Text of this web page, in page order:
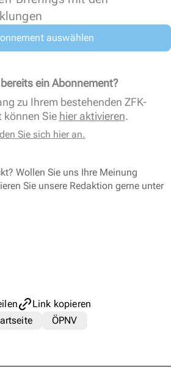
auswählen
ein Abonnement?
zu Ihrem bestehenden ZFK-
können Sie hier aktivieren.
Sie sich hier an.
Wollen Sie uns Ihre Meinung
Sie unsere Redaktion gerne unter
Link kopieren
ÖPNV